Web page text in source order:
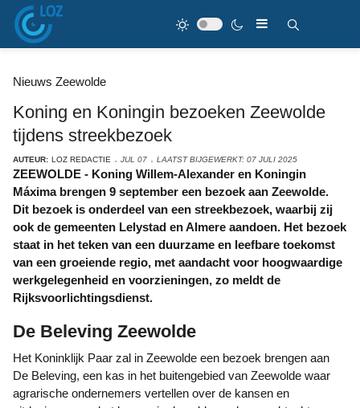
Nieuws Zeewolde
Koning en Koningin bezoeken Zeewolde
tijdens streekbezoek
AUTEUR: LOZ REDACTIE JUL 07 LAATST BIJGEWERKT: 07 JULI 2025
ZEEWOLDE - Koning Willem-Alexander en Koningin
Máxima brengen 9 september een bezoek aan Zeewolde.
Dit bezoek is onderdeel van een streekbezoek, waarbij zij
ook de gemeenten Lelystad en Almere aandoen. Het bezoek
staat in het teken van een duurzame en leefbare toekomst
van een groeiende regio, met aandacht voor hoogwaardige
werkgelegenheid en voorzieningen, zo meldt de
Rijksvoorlichtingsdienst.
De Beleving Zeewolde
Het Koninklijk Paar zal in Zeewolde een bezoek brengen aan
De Beleving, een kas in het buitengebied van Zeewolde waar
agrarische ondernemers vertellen over de kansen en